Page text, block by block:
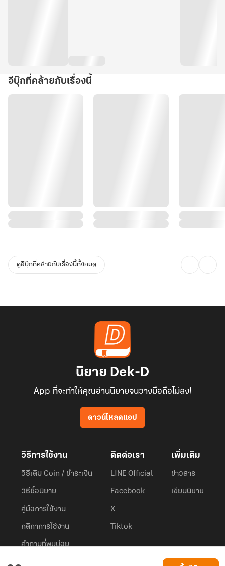
อีบุ๊กที่คล้ายกับเรื่องนี้
ดูอีบุ๊กที่คล้ายกับเรื่องนี้ทั้งหมด
นิยาย Dek-D
App ที่จะทำให้คุณอ่านนิยายจนวางมือถือไม่ลง!
ดาวน์โหลดแอป
วิธีการใช้งาน
วิธีเติม Coin / ชำระเงิน
วิธีซื้อนิยาย
คู่มือการใช้งาน
กติกาการใช้งาน
คำถามที่พบบ่อย
ติดต่อเรา
LINE Official
Facebook
X
Tiktok
เพิ่มเติม
ข่าวสาร
เขียนนิยาย